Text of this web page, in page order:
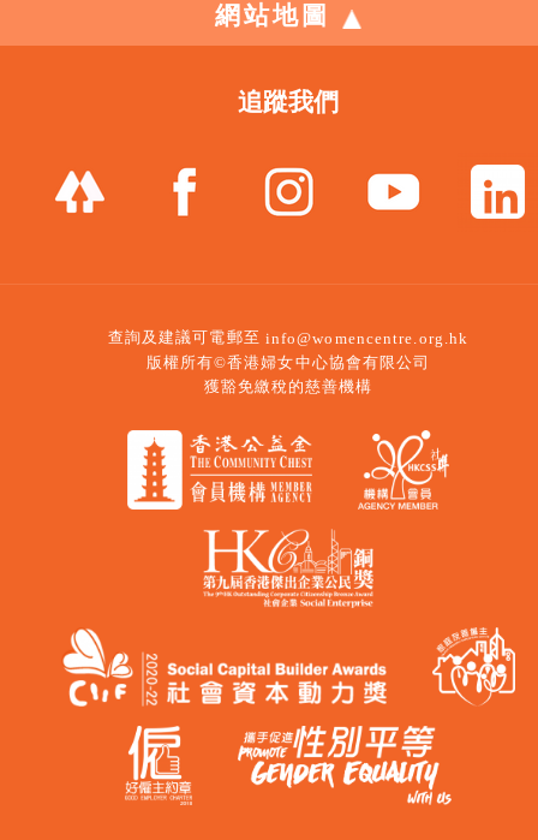
網站地圖
追蹤我們
查詢及建議可電郵至 info@womencentre.org.hk
版權所有©香港婦女中心協會有限公司
獲豁免繳稅的慈善機構